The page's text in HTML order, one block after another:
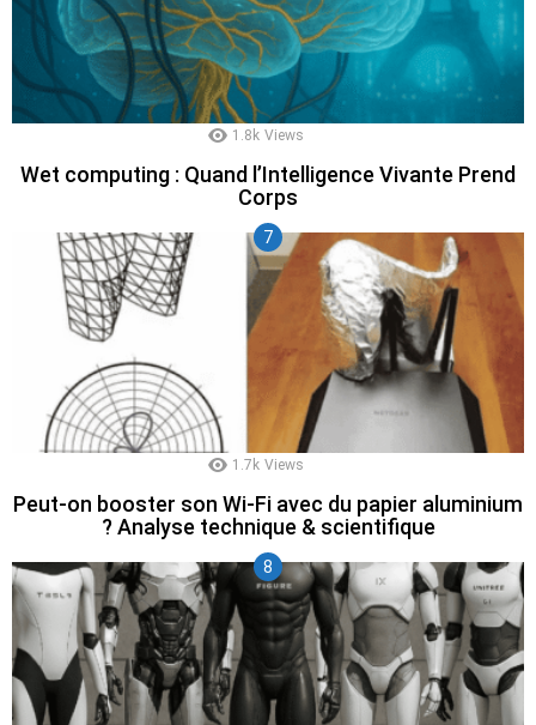
1.8k Views
Wet computing : Quand l’Intelligence Vivante Prend
Corps
1.7k Views
Peut-on booster son Wi-Fi avec du papier aluminium
? Analyse technique & scientifique